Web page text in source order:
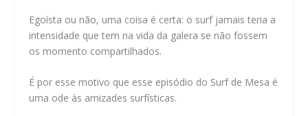
Egoísta ou não, uma coisa é certa: o surf jamais teria a
intensidade que tem na vida da galera se não fossem
os momento compartilhados.
É por esse motivo que esse episódio do Surf de Mesa é
uma ode às amizades surfísticas.